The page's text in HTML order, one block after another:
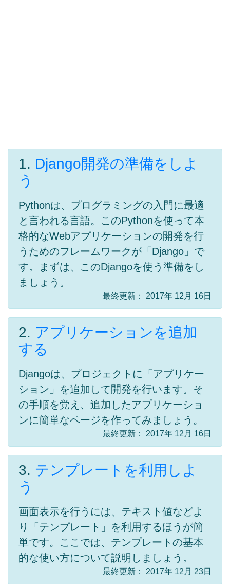
1. Django開発の準備をしよ
う
Pythonは、プログラミングの入門に最適
と言われる言語。このPythonを使って本
格的なWebアプリケーションの開発を行
うためのフレームワークが「Django」で
す。まずは、このDjangoを使う準備をし
ましょう。
最終更新： 2017年 12月 16日
2. アプリケーションを追加
する
Djangoは、プロジェクトに「アプリケー
ション」を追加して開発を行います。そ
の手順を覚え、追加したアプリケーショ
ンに簡単なページを作ってみましょう。
最終更新： 2017年 12月 16日
3. テンプレートを利用しよ
う
画面表示を行うには、テキスト値などよ
り「テンプレート」を利用するほうが簡
単です。ここでは、テンプレートの基本
的な使い方について説明しましょう。
最終更新： 2017年 12月 23日